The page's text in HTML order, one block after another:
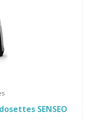
SENSEO